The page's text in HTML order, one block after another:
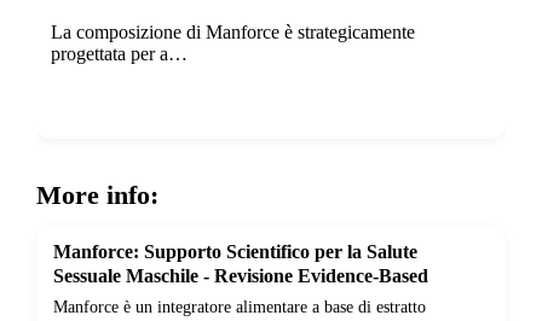
La composizione di Manforce è strategicamente
progettata per a…
More info:
Manforce: Supporto Scientifico per la Salute
Sessuale Maschile - Revisione Evidence-Based
Manforce è un integratore alimentare a base di estratto